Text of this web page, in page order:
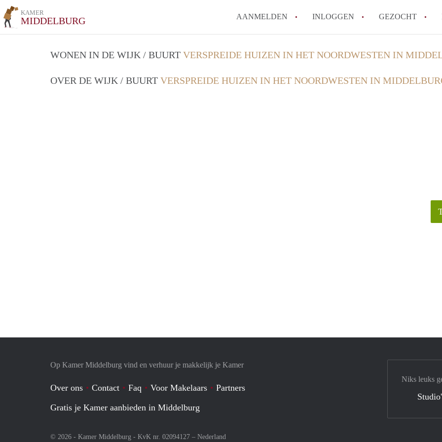
KAMER
MIDDELBURG AANMELDEN INLOGGEN GEZOCHT
How to translate
Hoeveel kost het om te
WONEN IN DE WIJK / BUURT VERSPREIDE HUIZEN IN HET NOORDWESTEN IN
OVER DE WIJK / BUURT VERSPREIDE HUIZEN IN HET NOORDWESTEN IN
Op Kamer Middelburg vind en verhuur je makkelijk je Kamer
Over ons Contact Faq Voor Makelaars
Partners
Gratis je Kamer aanbieden in Middelburg
© 2026 - Kamer Middelburg - KvK nr. 02094127 – Nederland
Niks leuks